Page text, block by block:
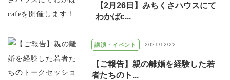
【2月26日】みちくさハウスにて
わかばc...
講演・イベント 2021/12/22
【ご報告】親の離婚を経験した若
者たちのト...